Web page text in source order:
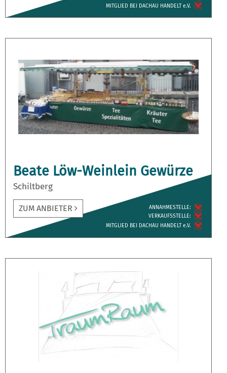
MITGLIED BEI DACHAU HANDELT e.V.
Beate Löw-Weinlein Gewürze
Schiltberg
ZUM ANBIETER
ANNAH­MESTELLE:
VERKAUFS­STELLE:
MITGLIED BEI DACHAU HANDELT e.V.